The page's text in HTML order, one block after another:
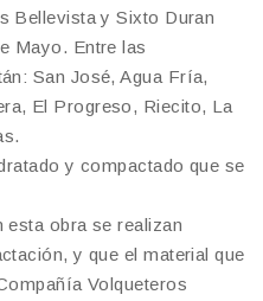
Bellevista y Sixto Duran
Mayo. Entre las
San José, Agua Fría,
El Progreso, Riecito, La
y compactado que se
esta obra se realizan
y que el material que
Volqueteros